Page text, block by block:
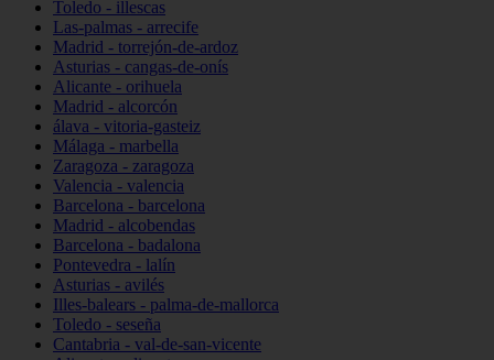
Toledo - illescas
Las-palmas - arrecife
Madrid - torrejón-de-ardoz
Asturias - cangas-de-onís
Alicante - orihuela
Madrid - alcorcón
álava - vitoria-gasteiz
Málaga - marbella
Zaragoza - zaragoza
Valencia - valencia
Barcelona - barcelona
Madrid - alcobendas
Barcelona - badalona
Pontevedra - lalín
Asturias - avilés
Illes-balears - palma-de-mallorca
Toledo - seseña
Cantabria - val-de-san-vicente